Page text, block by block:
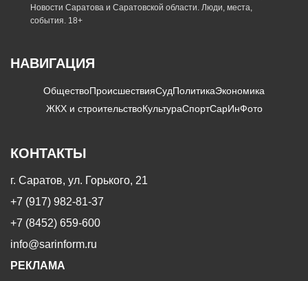
Новости Саратова и Саратовской области. Люди, места,
события. 18+
НАВИГАЦИЯ
ОбществоПроисшествияСудПолитикаЭкономика
ЖКХ и строительствоКультураСпортСарИнФото
КОНТАКТЫ
г. Саратов, ул. Горького, 21
+7 (917) 982-81-37
+7 (8452) 659-600
info@sarinform.ru
РЕКЛАМА